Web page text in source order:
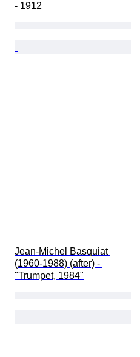
- 1912
Jean-Michel Basquiat
(1960-1988) (after) -
"Trumpet, 1984"